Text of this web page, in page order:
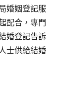
婚姻登記服
配合，專門
婚登記告訴
士供給結婚